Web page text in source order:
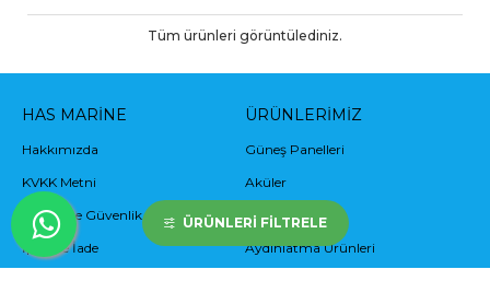
Tüm ürünleri görüntülediniz.
HAS MARINE
Hakkımızda
KVKK Metni
Gizlilik ve Güvenlik
İptal ve İade
ÜRÜNLERIMIZ
Güneş Panelleri
Aküler
İnverterler
Aydınlatma Ürünleri
ÜRÜNLERI FILTRELE